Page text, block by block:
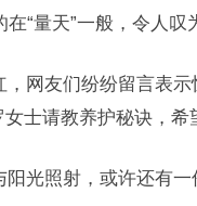
“量天”一般，令人叹
网友们纷纷留言表
士请教养护秘诀，希
光照射，或许还有